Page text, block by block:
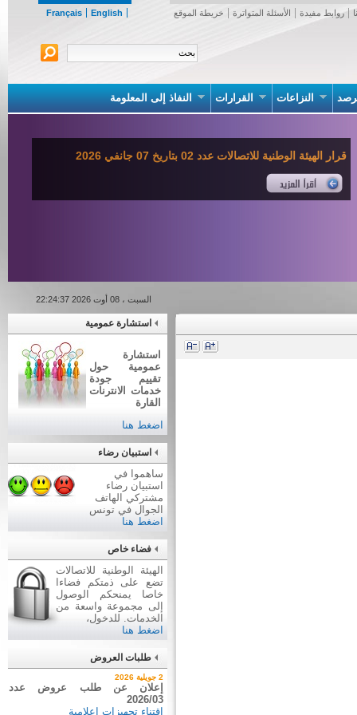
Français English روابط مفيدة الأسئلة المتواترة خريطة الموقع
النزاعات القرارات النفاذ إلى المعلومة
قرار الهيئة الوطنية للاتصالات عدد 02 بتاريخ 07 جانفي 2026
السبت ، 08 أوت 2026 22:24:37
استشارة عمومية
استشارة
عمومية حول
تقييم جودة
خدمات الانترنات
القارة
اضغط هنا
استبيان رضاء
ساهموا في
استبيان رضاء
مشتركي الهاتف
الجوال في تونس
اضغط هنا
فضاء خاص
الهيئة الوطنية للاتصالات
تضع على ذمتكم فضاءا
خاصا يمنحكم الوصول
إلى مجموعة واسعة من
الخدمات. للدخول،
اضغط هنا
طلبات العروض
نتيجة بيع وسائل نقل عن طريق
ظروف مغلقة عدد 01/2026
بيع وسائل نقل عن طريق ظروف
إعلان عن طلب عروض عدد
2026/03
اقتناء تجهيزات إعلامية